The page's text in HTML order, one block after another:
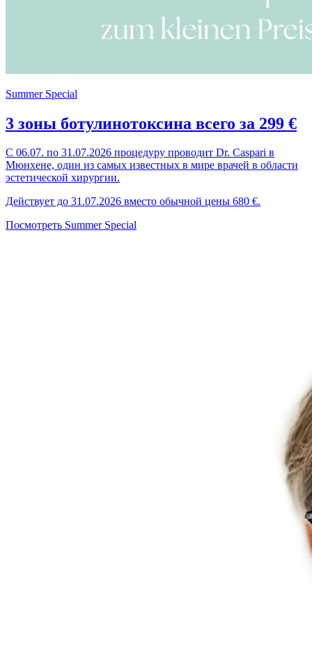
Summer Special
3 зоны ботулинотоксина всего за 299 €
С 06.07. по 31.07.2026 процедуру проводит Dr. Caspari в
Мюнхене, один из самых известных в мире врачей в области
эстетической хирургии.
Действует до 31.07.2026 вместо обычной цены 680 €.
Посмотреть Summer Special